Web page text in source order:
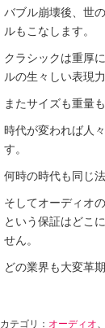
バブル崩壊後、世
ルもこなします。
クラシックは重厚
ルの生々しい表現
またサイズも重量
時代が変われば人
す。
何時の時代も同じ
そしてオーディオ
という保証はどこ
せん。
どの業界も大変革
カテゴリ： オーディオ、